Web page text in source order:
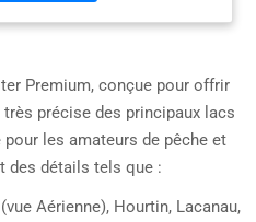
Premium, conçue pour offrir
précise des principaux lacs
les amateurs de pêche et
des détails tels que :
Aérienne), Hourtin, Lacanau,